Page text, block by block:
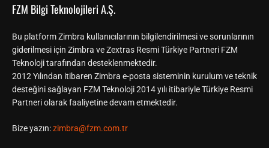
FZM Bilgi Teknolojileri A.Ş.
Bu platform Zimbra kullanıcılarının bilgilendirilmesi ve sorunlarının
giderilmesi için Zimbra ve Zextras Resmi Türkiye Partneri FZM
Teknoloji tarafından desteklenmektedir.
2012 Yılından itibaren Zimbra e-posta sisteminin kurulum ve teknik
desteğini sağlayan FZM Teknoloji 2014 yılı itibariyle Türkiye Resmi
Partneri olarak faaliyetine devam etmektedir.
Bize yazın:zimbra@fzm.com.tr